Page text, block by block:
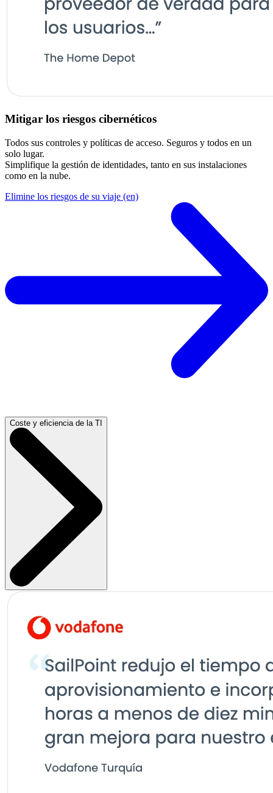
Mitigar los riesgos cibernéticos
Todos sus controles y políticas de acceso. Seguros y todos en un
solo lugar.
Simplifique la gestión de identidades, tanto en sus instalaciones
como en la nube.
Elimine los riesgos de su viaje (en)
Coste y eficiencia de la TI